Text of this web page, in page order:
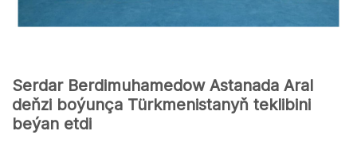
Serdar Berdimuhamedow Astanada Aral
deňzi boýunça Türkmenistanyň teklibini
beýan etdi